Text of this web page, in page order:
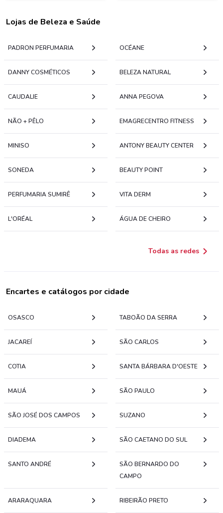
Lojas de Beleza e Saúde
PADRON PERFUMARIA OCÉANE
DANNY COSMÉTICOS BELEZA NATURAL
CAUDALIE ANNA PEGOVA
NÃO + PÊLO EMAGRECENTRO FITNESS
MINISO ANTONY BEAUTY CENTER
SONEDA BEAUTY POINT
PERFUMARIA SUMIRÊ VITA DERM
L'ORÉAL ÁGUA DE CHEIRO
Todas as redes
Encartes e catálogos por cidade
OSASCO TABOÃO DA SERRA
JACAREÍ SÃO CARLOS
COTIA SANTA BÁRBARA D'OESTE
MAUÁ SÃO PAULO
SÃO JOSÉ DOS CAMPOS SUZANO
DIADEMA SÃO CAETANO DO SUL
SANTO ANDRÉ
SÃO BERNARDO DO
CAMPO
ARARAQUARA RIBEIRÃO PRETO